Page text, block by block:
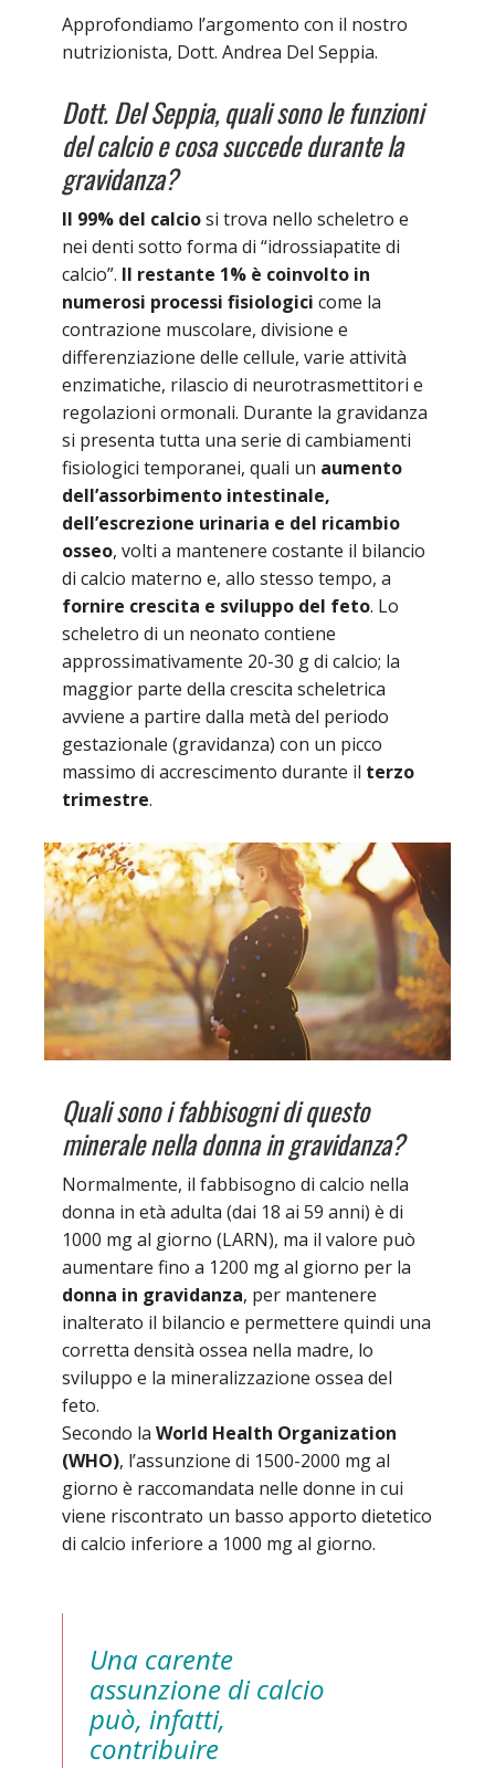
Approfondiamo l’argomento con il nostro
nutrizionista, Dott. Andrea Del Seppia.
Dott. Del Seppia, quali sono le funzioni
del calcio e cosa succede durante la
gravidanza?
Il 99% del calciosi trova nello scheletro e
nei denti sotto forma di “idrossiapatite di
calcio”. Il restante 1% è coinvolto in
numerosi processi fisiologici come la
contrazione muscolare, divisione e
differenziazione delle cellule, varie attività
enzimatiche, rilascio di neurotrasmettitori e
regolazioni ormonali. Durante la gravidanza
si presenta tutta una serie di cambiamenti
fisiologici temporanei, quali un aumento
dell’assorbimento intestinale,
dell’escrezione urinaria e del ricambio
osseo, volti a mantenere costante il bilancio
di calcio materno e, allo stesso tempo, a
fornire crescita e sviluppo del feto. Lo
scheletro di un neonato contiene
approssimativamente 20-30 g di calcio; la
maggior parte della crescita scheletrica
avviene a partire dalla metà del periodo
gestazionale (gravidanza) con un picco
massimo di accrescimento durante il terzo
trimestre.
Quali sono i fabbisogni di questo
minerale nella donna in gravidanza?
Normalmente, il fabbisogno di calcio nella
donna in età adulta (dai 18 ai 59 anni) è di
1000 mg al giorno (LARN), ma il valore può
aumentare fino a 1200 mg al giorno per la
donna in gravidanza, per mantenere
inalterato il bilancio e permettere quindi una
corretta densità ossea nella madre, lo
sviluppo e la mineralizzazione ossea del
feto.
Secondo la World Health Organization
(WHO), l’assunzione di 1500-2000 mg al
giorno è raccomandata nelle donne in cui
viene riscontrato un basso apporto dietetico
di calcio inferiore a 1000 mg al giorno.
Una carente
assunzione di calcio
può, infatti,
contribuire